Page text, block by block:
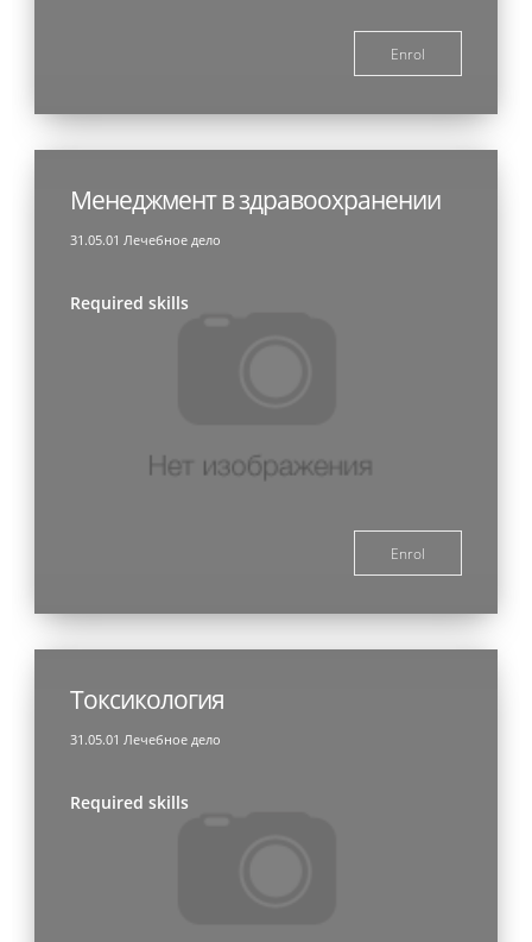
Enrol
Менеджмент в здравоохранении
31.05.01 Лечебное дело
Required skills
Enrol
Токсикология
31.05.01 Лечебное дело
Required skills